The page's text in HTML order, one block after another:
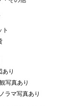
ト
あり
写真あり
ラマ写真あり